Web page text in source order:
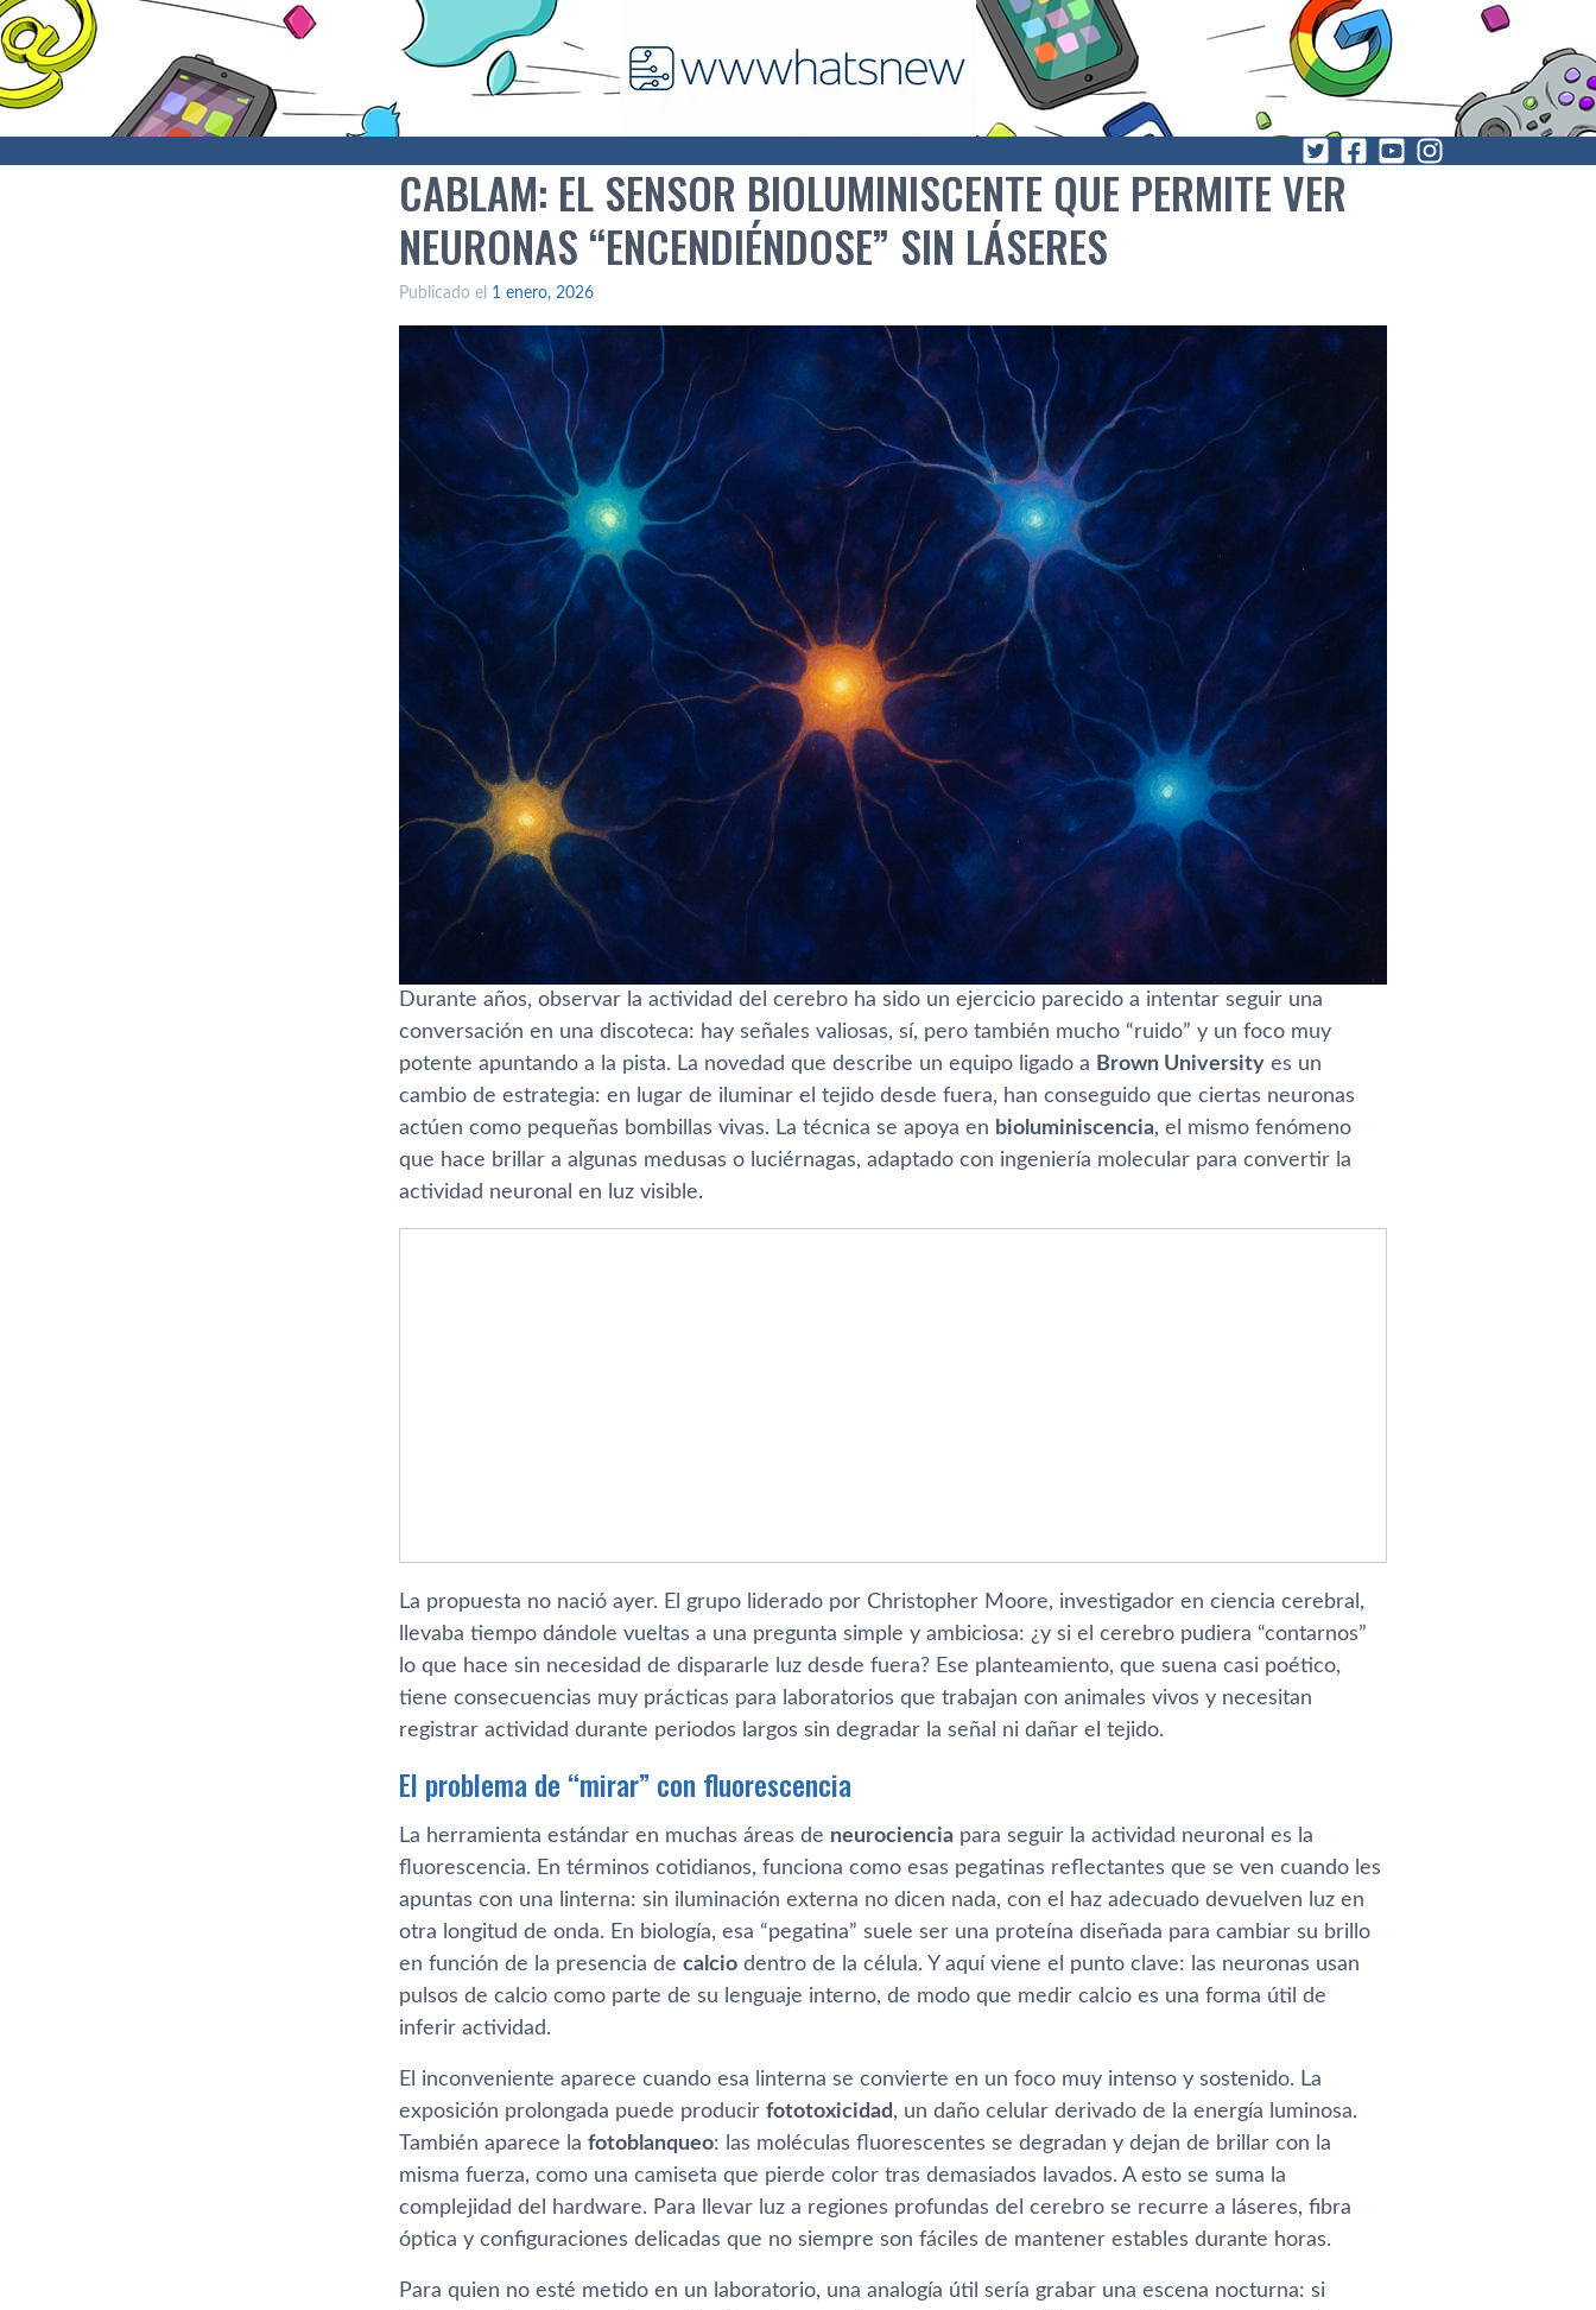
CABLAM: EL SENSOR BIOLUMINISCENTE QUE PERMITE VER
NEURONAS “ENCENDIÉNDOSE” SIN LÁSERES
Publicado el 1 enero, 2026
Durante años, observar la actividad del cerebro ha sido un ejercicio parecido a intentar seguir una
conversación en una discoteca: hay señales valiosas, sí, pero también mucho “ruido” y un foco muy
potente apuntando a la pista. La novedad que describe un equipo ligado a Brown University es un
cambio de estrategia: en lugar de iluminar el tejido desde fuera, han conseguido que ciertas neuronas
actúen como pequeñas bombillas vivas. La técnica se apoya en bioluminiscencia, el mismo fenómeno
que hace brillar a algunas medusas o luciérnagas, adaptado con ingeniería molecular para convertir la
actividad neuronal en luz visible.
La propuesta no nació ayer. El grupo liderado por Christopher Moore, investigador en ciencia cerebral,
llevaba tiempo dándole vueltas a una pregunta simple y ambiciosa: ¿y si el cerebro pudiera “contarnos”
lo que hace sin necesidad de dispararle luz desde fuera? Ese planteamiento, que suena casi poético,
tiene consecuencias muy prácticas para laboratorios que trabajan con animales vivos y necesitan
registrar actividad durante periodos largos sin degradar la señal ni dañar el tejido.
El problema de “mirar” con fluorescencia
La herramienta estándar en muchas áreas de neurociencia para seguir la actividad neuronal es la
fluorescencia. En términos cotidianos, funciona como esas pegatinas reflectantes que se ven cuando les
apuntas con una linterna: sin iluminación externa no dicen nada, con el haz adecuado devuelven luz en
otra longitud de onda. En biología, esa “pegatina” suele ser una proteína diseñada para cambiar su brillo
en función de la presencia de calcio dentro de la célula. Y aquí viene el punto clave: las neuronas usan
pulsos de calcio como parte de su lenguaje interno, de modo que medir calcio es una forma útil de
inferir actividad.
El inconveniente aparece cuando esa linterna se convierte en un foco muy intenso y sostenido. La
exposición prolongada puede producir fototoxicidad, un daño celular derivado de la energía luminosa.
También aparece la fotoblanqueo: las moléculas fluorescentes se degradan y dejan de brillar con la
misma fuerza, como una camiseta que pierde color tras demasiados lavados. A esto se suma la
complejidad del hardware. Para llevar luz a regiones profundas del cerebro se recurre a láseres, fibra
óptica y configuraciones delicadas que no siempre son fáciles de mantener estables durante horas.
Para quien no esté metido en un laboratorio, una analogía útil sería grabar una escena nocturna: si